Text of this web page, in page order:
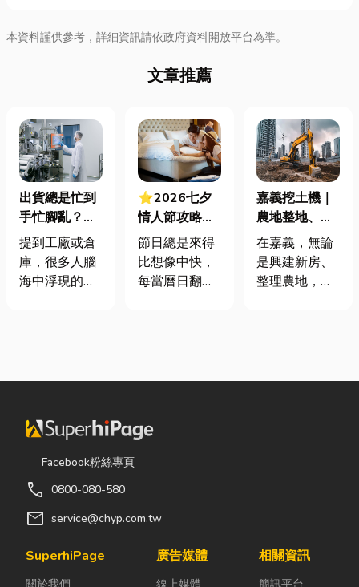
本資料謹供參考，詳細資訊請依政府資料開放平台為準。
文章推薦
出貨總是忙到
手忙腳亂？包
裝自動化其實
沒有你想像中
那麼遙遠！
提到工廠或倉
庫，很多人腦
海中浮現的畫
著出貨。但你
許多企業早已
不再靠大量人
力完成包裝工
各種包裝機械
來提升效率。
路購物越來越
⭐2026七夕
情人節攻略！
七夕送什麼不
踩雷？限定甜
點哪裡買？台
節日總是來得
比想像中快，
每當曆日翻到
候？」、「七
麼？」。相較
色彩與儀式
著生活節奏加
嘉義挖土機｜
農地整地、基
地開挖、土方
清運
在嘉義，無論
是興建新房、
整理農地，還
的嘉義挖土
言，從農田整
Facebook粉絲專頁
call 0800-080-580
mail service@chyp.com.tw
SuperhiPage
關於我們
廣告媒體
線上媒體
相關資訊
簡訊平台